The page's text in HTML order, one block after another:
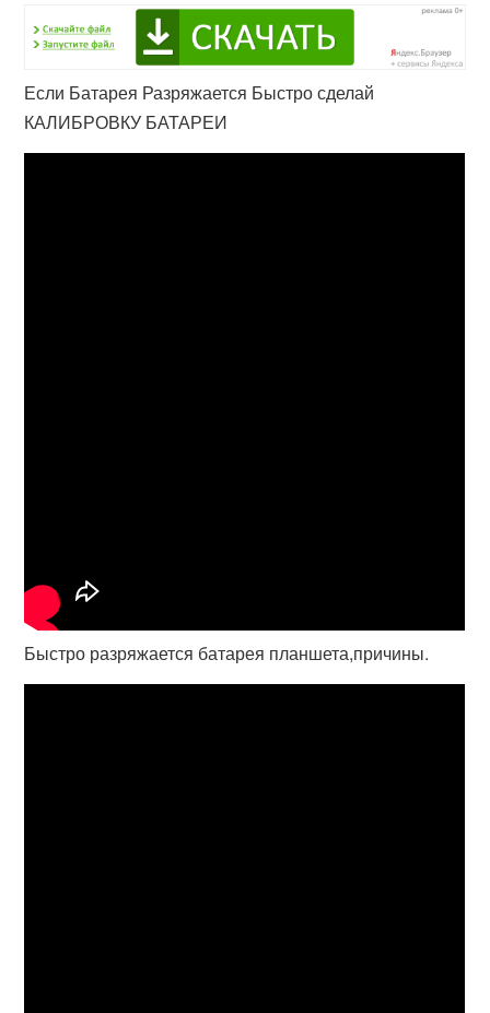
Если Батарея Разряжается Быстро сделай
КАЛИБРОВКУ БАТАРЕИ
Быстро разряжается батарея планшета,причины.